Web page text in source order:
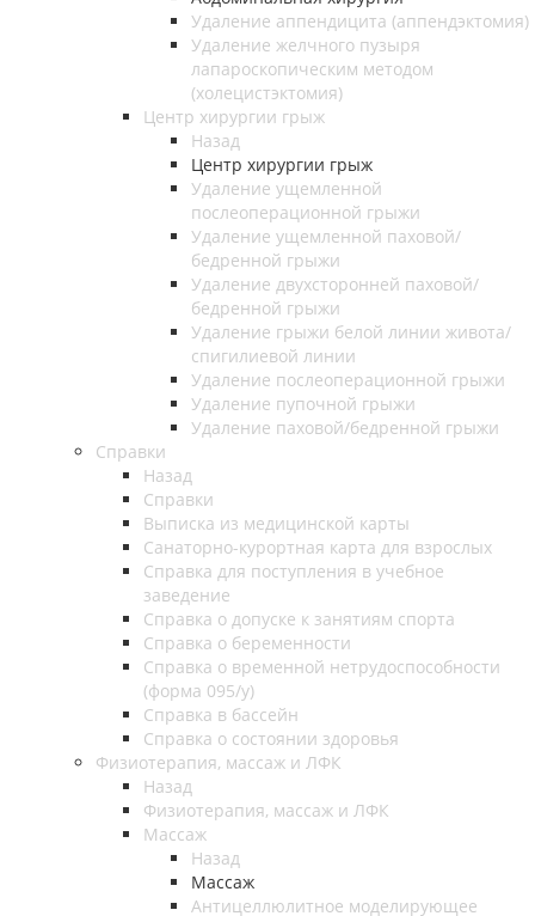
Удаление аппендицита (аппендэктомия)
Удаление желчного пузыря
лапароскопическим методом
(холецистэктомия)
Центр хирургии грыж
Назад
Центр хирургии грыж
Удаление ущемленной
послеоперационной грыжи
Удаление ущемленной паховой/
бедренной грыжи
Удаление двухсторонней паховой/
бедренной грыжи
Удаление грыжи белой линии живота/
спигилиевой линии
Удаление послеоперационной грыжи
Удаление пупочной грыжи
Удаление паховой/бедренной грыжи
Справки
Назад
Справки
Выписка из медицинской карты
Санаторно-курортная карта для взрослых
Справка для поступления в учебное
заведение
Справка о допуске к занятиям спорта
Справка о беременности
Справка о временной нетрудоспособности
(форма 095/у)
Справка в бассейн
Справка о состоянии здоровья
Физиотерапия, массаж и ЛФК
Назад
Физиотерапия, массаж и ЛФК
Массаж
Назад
Массаж
Антицеллюлитное моделирующее